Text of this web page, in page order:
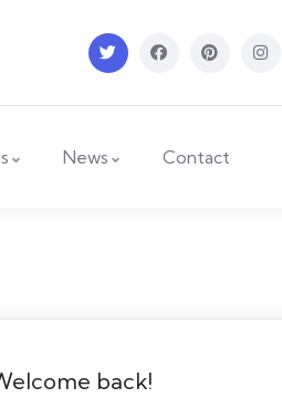
News Contact
back!